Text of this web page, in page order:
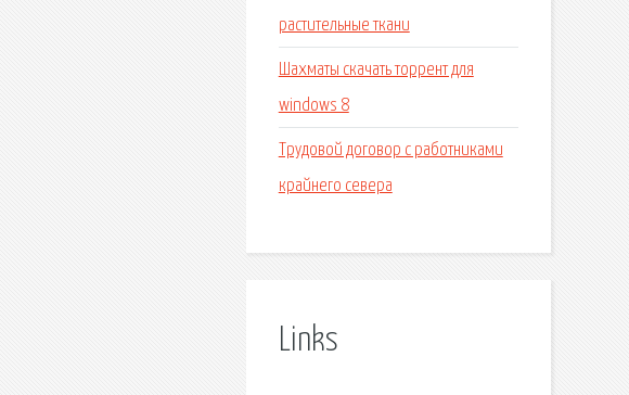
растительные ткани
Шахматы скачать торрент для
windows 8
Трудовой договор с работниками
крайнего севера
Links